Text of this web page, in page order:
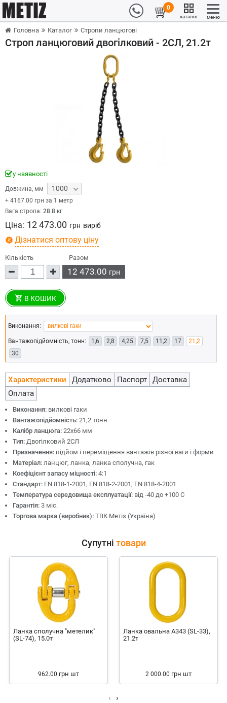
0
каталог меню
Головна Каталог Стропи ланцюгові
Строп ланцюговий двогілковий - 2СЛ, 21.2т
у наявності
Довжина, мм 1000
+ 4167.00 грн за 1 метр
Вага стропа: 28.8 кг
Ціна: 12 473.00 грн виріб
Дізнатися оптову ціну
Кількість Разом
12 473.00 грн
В КОШИК
Виконання:
Вантажопідйомність, тонн: 1,6 2,8 4,25 7,5 11,2 17
21,2
30
Характеристики Додатково Паспорт
Доставка
Оплата
Виконання: вилкові гаки
Вантажопідйомність: 21,2 тонн
Калібр ланцюга: 22х66 мм
Тип: Двогілковий 2СЛ
Призначення: підйом і переміщення вантажів різної ваги і форми
Матеріал: ланцюг, ланка, ланка сполучна, гак
Коефіцієнт запасу міцності: 4:1
Стандарт: EN 818-1-2001, EN 818-2-2001, EN 818-4-2001
Температура середовища експлуатації: від -40 до +100 С
Гарантія: 3 міс.
Торгова марка (виробник): ТВК Метіз (Україна)
Супутні товари
Ланка сполучна "метелик"
(SL-74), 15.0т
962.00 грн шт
Ланка овальна А343 (SL-33),
21.2т
2 000.00 грн шт
‹ ›